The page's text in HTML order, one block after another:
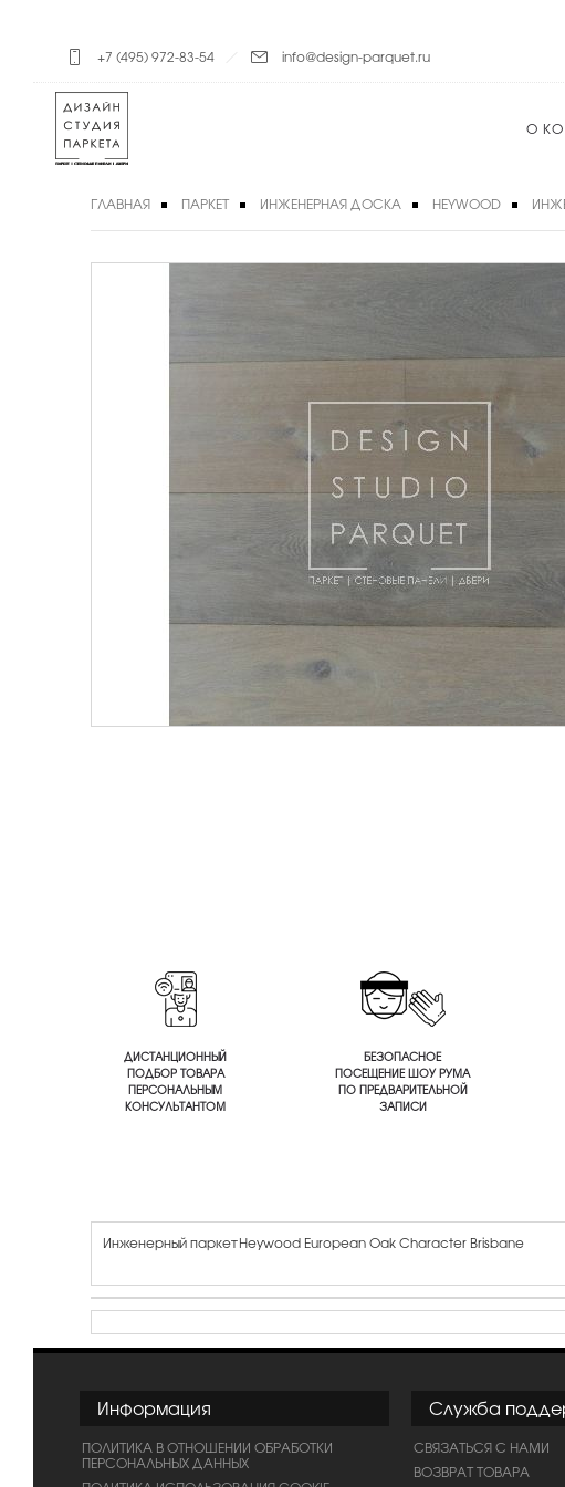
+7 (495) 972-83-54 info@design-parquet.ru
О
ГЛАВНАЯ ПАРКЕТ ИНЖЕНЕРНАЯ ДОСКА HEYWOOD
ДИСТАНЦИОННЫЙ
ПОДБОР ТОВАРА
ПЕРСОНАЛЬНЫМ
КОНСУЛЬТАНТОМ
БЕЗОПАСНОЕ
ПОСЕЩЕНИЕ ШОУ РУМА
ПО ПРЕДВАРИТЕЛЬНОЙ
ЗАПИСИ
Инженерный паркет Heywood European Oak Character Brisbane
Информация
ПОЛИТИКА В ОТНОШЕНИИ ОБРАБОТКИ
ПЕРСОНАЛЬНЫХ ДАННЫХ
Служба
СВЯЗАТЬСЯ С НАМИ
ВОЗВРАТ ТОВАРА